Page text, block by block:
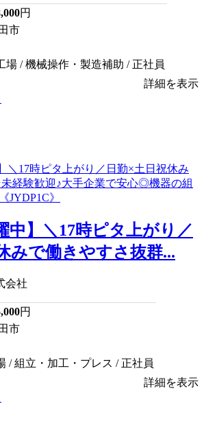
円
市
場 / 機械操作・製造補助 / 正社員
詳細を表示
中】＼17時ピタ上がり／
みで働きやすさ抜群...
会社
円
市
/ 組立・加工・プレス / 正社員
詳細を表示